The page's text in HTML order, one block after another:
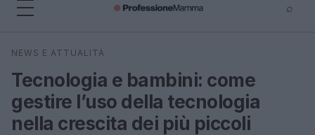
⌕
Cerca
NEWS E ATTUALITÀ
Tecnologia e bambini: come
gestire l’uso della tecnologia
nella crescita dei più piccoli